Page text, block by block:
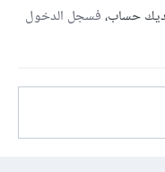
حساب،فسجل الدخول